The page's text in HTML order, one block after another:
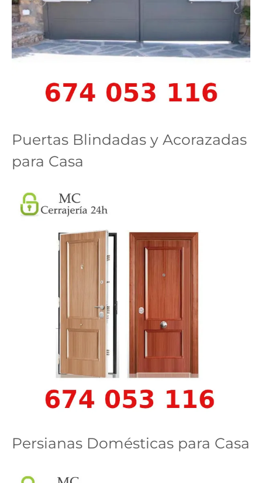
Puertas Blindadas y Acorazadas
para Casa
Persianas Domésticas para Casa